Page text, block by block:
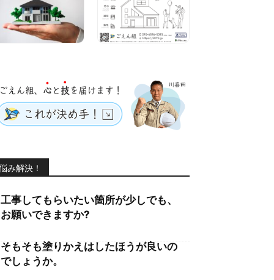
み解決！
工事してもらいたい箇所が少しでも、
お願いできますか?
そもそも塗りかえはしたほうが良いの
でしょうか。